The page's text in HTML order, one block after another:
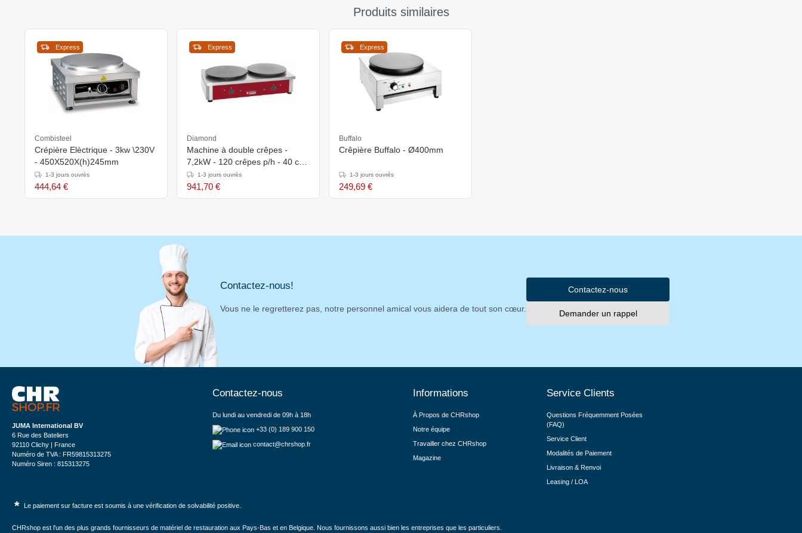
Produits similaires
Express
Combisteel
Crépière Elèctrique - 3kw \230V
- 450X520X(h)245mm
1-3 jours ouvrés
444,64 €
Express
Diamond
Machine à double crêpes -
7,2kW - 120 crêpes p/h - 40 cm
de diamètre
1-3 jours ouvrés
941,70 €
Express
Buffalo
Crêpière Buffalo - Ø400mm
1-3 jours ouvrés
249,69 €
Contactez-nous!
Vous ne le regretterez pas, notre personnel amical vous aidera de tout son cœur.
Contactez-nous
Demander un rappel
JUMA International BV
6 Rue des Bateliers
92110 Clichy | France
Numéro de TVA : FR59815313275
Numéro Siren : 815313275
Contactez-nous
Du lundi au vendredi de 09h à 18h
+33 (0) 189 900 150
contact@chrshop.fr
Informations
À Propos de CHRshop
Notre équipe
Travailler chez CHRshop
Magazine
Service Clients
Questions Fréquemment Posées
(FAQ)
Service Client
Modalités de Paiement
Livraison & Renvoi
Leasing / LOA
* Le paiement sur facture est soumis à une vérification de solvabilité positive.
CHRshop est l'un des plus grands fournisseurs de matériel de restauration aux Pays-Bas et en Belgique. Nous fournissons aussi bien les entreprises que les particuliers.